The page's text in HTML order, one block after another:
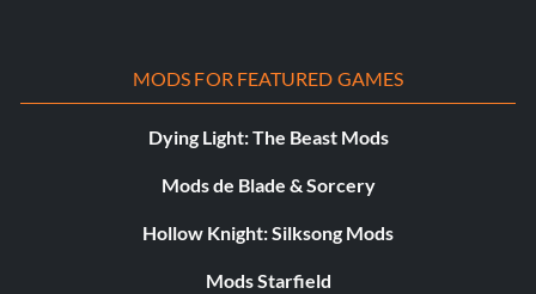
MODS FOR FEATURED GAMES
Dying Light: The Beast Mods
Mods de Blade & Sorcery
Hollow Knight: Silksong Mods
Mods Starfield